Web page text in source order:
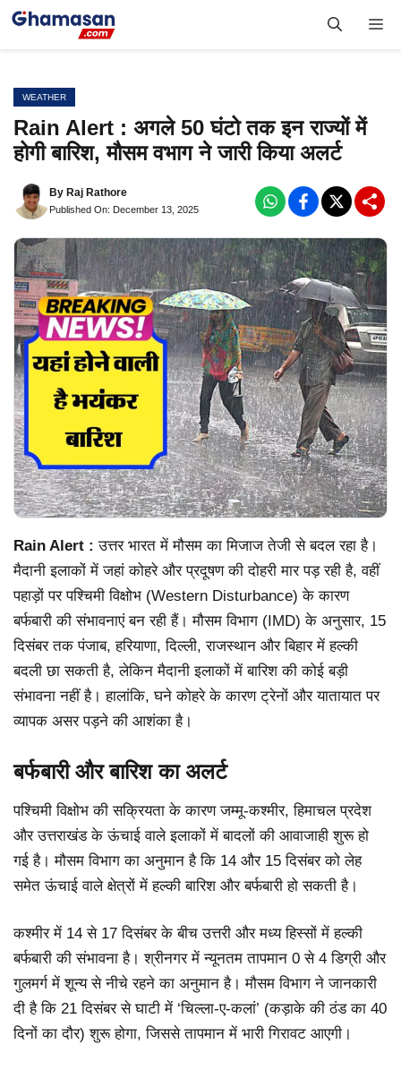
Skip
WEATHER
Rain Alert : अगले 50 घंटो तक इन राज्यों में
होगी बारिश, मौसम वभाग ने जारी किया अलर्ट
By Raj Rathore
Published On: December 13, 2025
Rain Alert : उत्तर भारत में मौसम का मिजाज तेजी से बदल रहा है।
मैदानी इलाकों में जहां कोहरे और प्रदूषण की दोहरी मार पड़ रही है, वहीं
पहाड़ों पर पश्चिमी विक्षोभ (Western Disturbance) के कारण
बर्फबारी की संभावनाएं बन रही हैं। मौसम विभाग (IMD) के अनुसार, 15
दिसंबर तक पंजाब, हरियाणा, दिल्ली, राजस्थान और बिहार में हल्की
बदली छा सकती है, लेकिन मैदानी इलाकों में बारिश की कोई बड़ी
संभावना नहीं है। हालांकि, घने कोहरे के कारण ट्रेनों और यातायात पर
व्यापक असर पड़ने की आशंका है।
बर्फबारी और बारिश का अलर्ट
पश्चिमी विक्षोभ की सक्रियता के कारण जम्मू-कश्मीर, हिमाचल प्रदेश
और उत्तराखंड के ऊंचाई वाले इलाकों में बादलों की आवाजाही शुरू हो
गई है। मौसम विभाग का अनुमान है कि 14 और 15 दिसंबर को लेह
समेत ऊंचाई वाले क्षेत्रों में हल्की बारिश और बर्फबारी हो सकती है।
कश्मीर में 14 से 17 दिसंबर के बीच उत्तरी और मध्य हिस्सों में हल्की
बर्फबारी की संभावना है। श्रीनगर में न्यूनतम तापमान 0 से 4 डिग्री और
गुलमर्ग में शून्य से नीचे रहने का अनुमान है। मौसम विभाग ने जानकारी
दी है कि 21 दिसंबर से घाटी में ‘चिल्ला-ए-कलां’ (कड़ाके की ठंड का 40
दिनों का दौर) शुरू होगा, जिससे तापमान में भारी गिरावट आएगी।